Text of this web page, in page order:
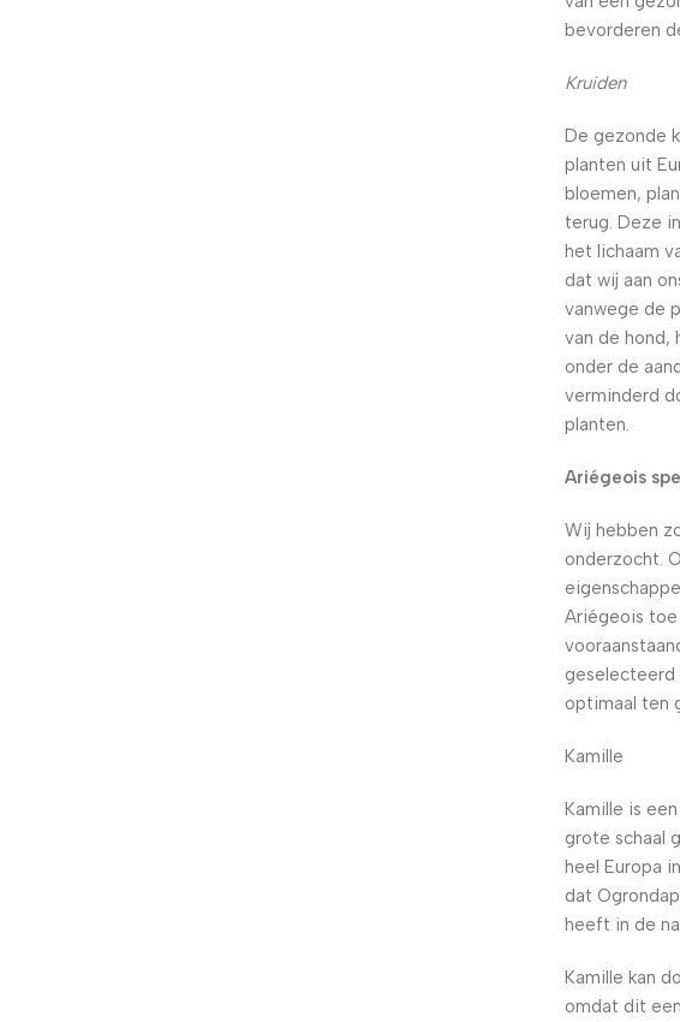
bevorderen
Kruiden
De gezonde
planten uit
bloemen,
terug. Deze
het lichaam
dat wij aan
vanwege de
van de hond,
onder de
verminderd
planten.
Ariégeois
Wij hebben
onderzocht.
Ariégeois
geselecteerd
optimaal ten
Kamille
Kamille is
grote schaal
heel Europa
dat
heeft in de
Kamille kan
omdat dit